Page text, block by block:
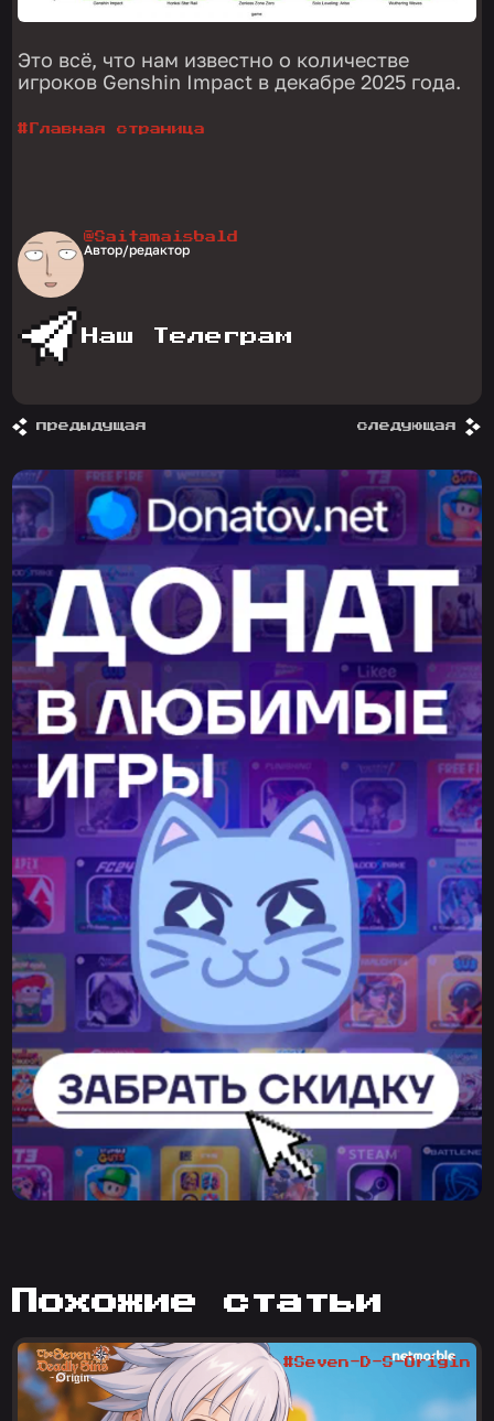
Это всё, что нам известно о количестве
игроков Genshin Impact в декабре 2025 года.
# Главная страница
@Saitamaisbald
Автор/редактор
Наш Телеграм
предыдущая следующая
похожие статьи
#Seven-D-S-Origin